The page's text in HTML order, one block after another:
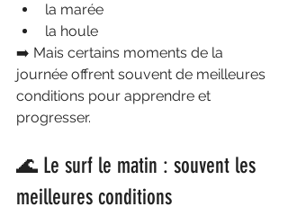
la marée
la houle
➡️ Mais certains moments de la
journée offrent souvent de meilleures
conditions pour apprendre et
progresser.
🌊 Le surf le matin : souvent les
meilleures conditions